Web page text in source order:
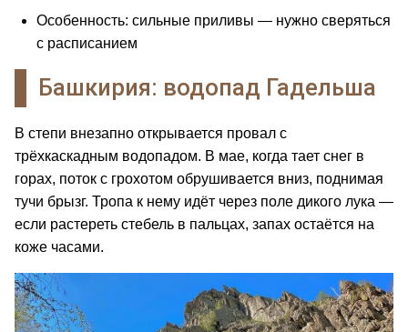
Особенность: сильные приливы — нужно сверяться
с расписанием
Башкирия: водопад Гадельша
В степи внезапно открывается провал с
трёхкаскадным водопадом. В мае, когда тает снег в
горах, поток с грохотом обрушивается вниз, поднимая
тучи брызг. Тропа к нему идёт через поле дикого лука —
если растереть стебель в пальцах, запах остаётся на
коже часами.